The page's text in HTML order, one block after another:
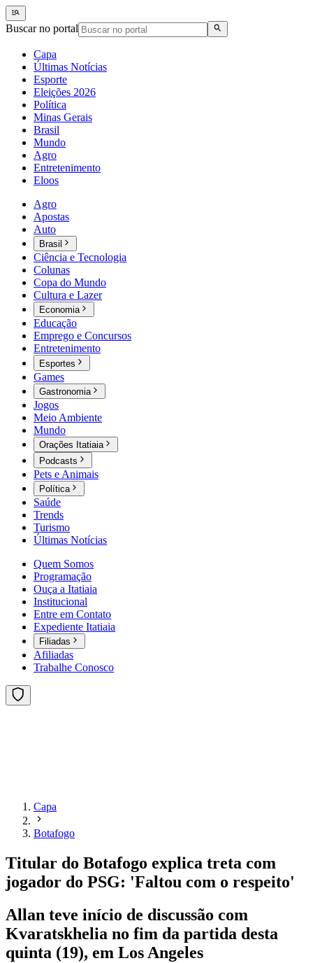
Buscar no portal
Capa
Últimas Notícias
Esporte
Eleições 2026
Política
Minas Gerais
Brasil
Mundo
Agro
Entretenimento
Eloos
Agro
Apostas
Auto
Brasil
Ciência e Tecnologia
Colunas
Copa do Mundo
Cultura e Lazer
Economia
Educação
Emprego e Concursos
Entretenimento
Esportes
Games
Gastronomia
Jogos
Meio Ambiente
Mundo
Orações Itatiaia
Podcasts
Pets e Animais
Política
Saúde
Trends
Turismo
Últimas Notícias
Quem Somos
Programação
Ouça a Itatiaia
Institucional
Entre em Contato
Expediente Itatiaia
Filiadas
Afiliadas
Trabalhe Conosco
Capa
Botafogo
Titular do Botafogo explica treta com
jogador do PSG: 'Faltou com o respeito'
Allan teve início de discussão com
Kvaratskhelia no fim da partida desta
quinta (19), em Los Angeles